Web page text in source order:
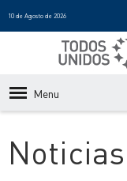
10 de Agosto de 2026
Menu
Noticias